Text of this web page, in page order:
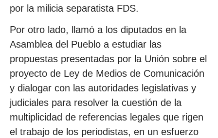
por la milicia separatista FDS.
Por otro lado, llamó a los diputados en la
Asamblea del Pueblo a estudiar las
propuestas presentadas por la Unión sobre el
proyecto de Ley de Medios de Comunicación
y dialogar con las autoridades legislativas y
judiciales para resolver la cuestión de la
multiplicidad de referencias legales que rigen
el trabajo de los periodistas, en un esfuerzo